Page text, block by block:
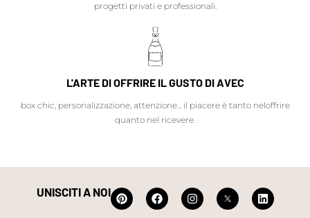
progetti privati e professionali.
L'ARTE DI OFFRIRE IL GUSTO DI AVEC
box chic, personalizzazione, attenzione... il piacere è tanto neloffrire
quanto nel ricevere.
UNISCITI A NOI